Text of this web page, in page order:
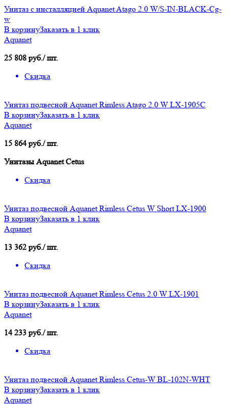
Унитаз с инсталляцией Aquanet Atago 2.0 W/S-IN-BLACK-Cg-
w
В корзинуЗаказать в 1 клик
Aquanet
25 808 руб./ шт.
Скидка
Унитаз подвесной Aquanet Rimless Atago 2.0 W LX-1905C
В корзинуЗаказать в 1 клик
Aquanet
15 864 руб./ шт.
Унитазы Aquanet Cetus
Скидка
Унитаз подвесной Aquanet Rimless Cetus W Short LX-1900
В корзинуЗаказать в 1 клик
Aquanet
13 362 руб./ шт.
Скидка
Унитаз подвесной Aquanet Rimless Cetus 2.0 W LX-1901
В корзинуЗаказать в 1 клик
Aquanet
14 233 руб./ шт.
Скидка
Унитаз подвесной Aquanet Rimless Cetus-W BL-102N-WHT
В корзинуЗаказать в 1 клик
Aquanet